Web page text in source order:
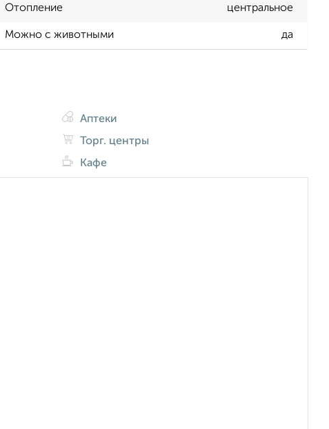
Отопление центральное
Можно с животными да
Аптеки
Торг. центры
Кафе